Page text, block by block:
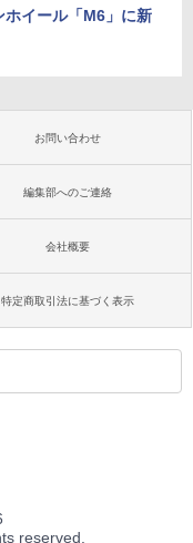
ホイール「M6」に新
お問い合わせ
編集部へのご連絡
会社概要
特定商取引法に基づく表示
reserved.